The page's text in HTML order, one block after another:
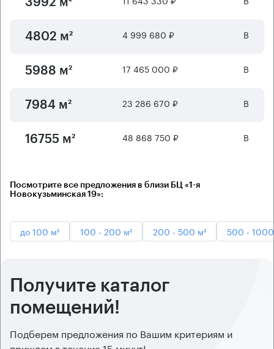
3992 м²
4802 м² 4 999 680 ₽ B
5988 м² 17 465 000 ₽ B
7984 м² 23 286 670 ₽ B
16755 м² 48 868 750 ₽ B
Посмотрите все предложения в близи БЦ «1-я
Новокузьминская 19»:
до 100 м² 100 - 200 м² 200 - 500 м² 500 -
Получите каталог
помещений!
Подберем предложения по Вашим критериям и